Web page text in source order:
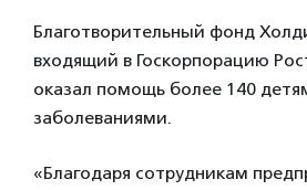
Благотворительный фонд
входящий в Госкорпорацию
оказал помощь более 140
заболеваниями.
«Благодаря сотрудникам